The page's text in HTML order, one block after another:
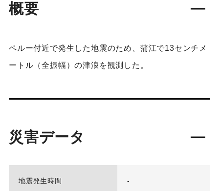
概要
ペルー付近で発生した地震のため、蒲江で13センチメ
ートル（全振幅）の津浪を観測した。
災害データ
地震発生時間 -